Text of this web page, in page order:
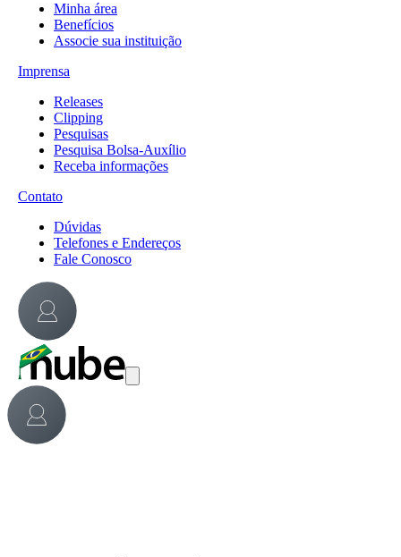
Minha área
Benefícios
Associe sua instituição
Imprensa
Releases
Clipping
Pesquisas
Pesquisa Bolsa-Auxílio
Receba informações
Contato
Dúvidas
Telefones e Endereços
Fale Conosco